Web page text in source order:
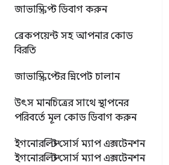
জাভাস্ক্রিপ্ট ডিবাগ করুন
ব্রেকপয়েন্ট সহ আপনার কোড
বিরতি
জাভাস্ক্রিপ্টের স্নিপেট চালান
উৎস মানচিত্রের সাথে স্থাপনের
পরিবর্তে মূল কোড ডিবাগ করুন
ইগনোরলিস্ট সোর্স ম্যাপ এক্সটেনশন
ইগনোরলিস্ট সোর্স ম্যাপ এক্সটেনশন